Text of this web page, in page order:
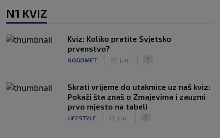
N1 KVIZ
Kviz: Koliko pratite Svjetsko
prvenstvo?
NOGOMET 22. jun. 1
Skrati vrijeme do utakmice uz naš kviz:
Pokaži šta znaš o Zmajevima i zauzmi
prvo mjesto na tabeli
LIFESTYLE 12. jun. 1